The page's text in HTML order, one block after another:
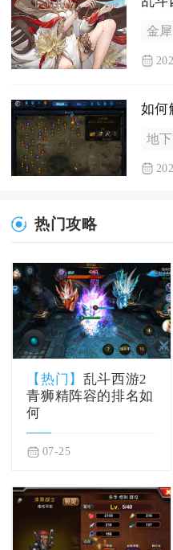
热门攻略
【热门】 乱斗西游2
青狮精阵容的排名如
何
07-25